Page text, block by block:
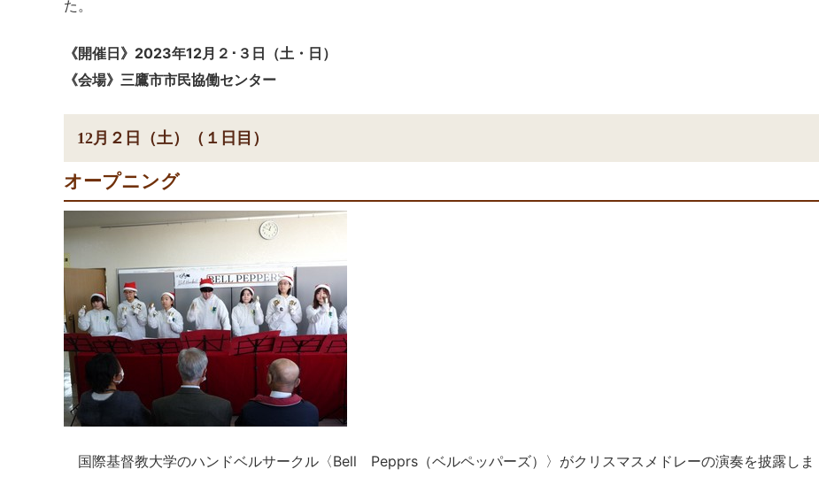
た。
《開催日》2023年12月２･３日（土・日）
《会場》三鷹市市民協働センター
12月２日（土）（１日目）
オープニング
国際基督教大学のハンドベルサークル〈Bell Pepprs（ベルペッパーズ）〉がクリスマスメドレーの演奏を披露しま